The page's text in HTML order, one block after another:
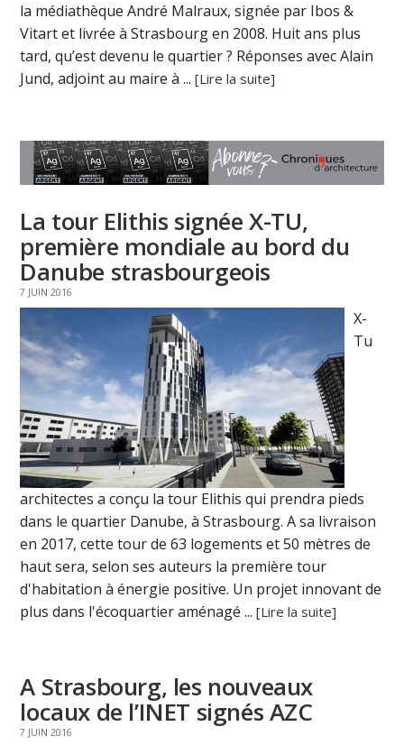
la médiathèque André Malraux, signée par Ibos &
Vitart et livrée à Strasbourg en 2008. Huit ans plus
tard, qu’est devenu le quartier ? Réponses avec Alain
Jund, adjoint au maire à ...[Lire la suite]
La tour Elithis signée X-TU,
première mondiale au bord du
Danube strasbourgeois
7 JUIN 2016
X-
Tu
architectes a conçu la tour Elithis qui prendra pieds
dans le quartier Danube, à Strasbourg. A sa livraison
en 2017, cette tour de 63 logements et 50 mètres de
haut sera, selon ses auteurs la première tour
d'habitation à énergie positive. Un projet innovant de
plus dans l'écoquartier aménagé ...[Lire la suite]
A Strasbourg, les nouveaux
locaux de l’INET signés AZC
7 JUIN 2016